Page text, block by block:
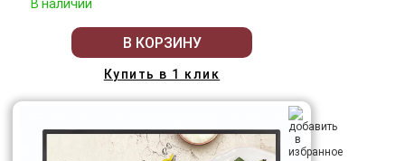
В наличии
В КОРЗИНУ
Купить в 1 клик